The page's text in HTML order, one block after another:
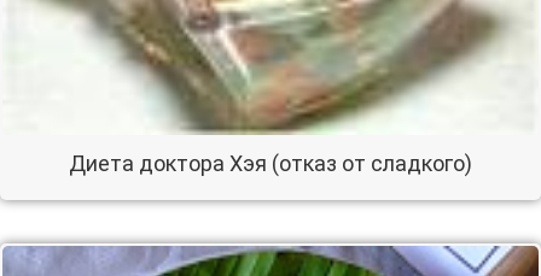
Диета доктора Хэя (отказ от сладкого)